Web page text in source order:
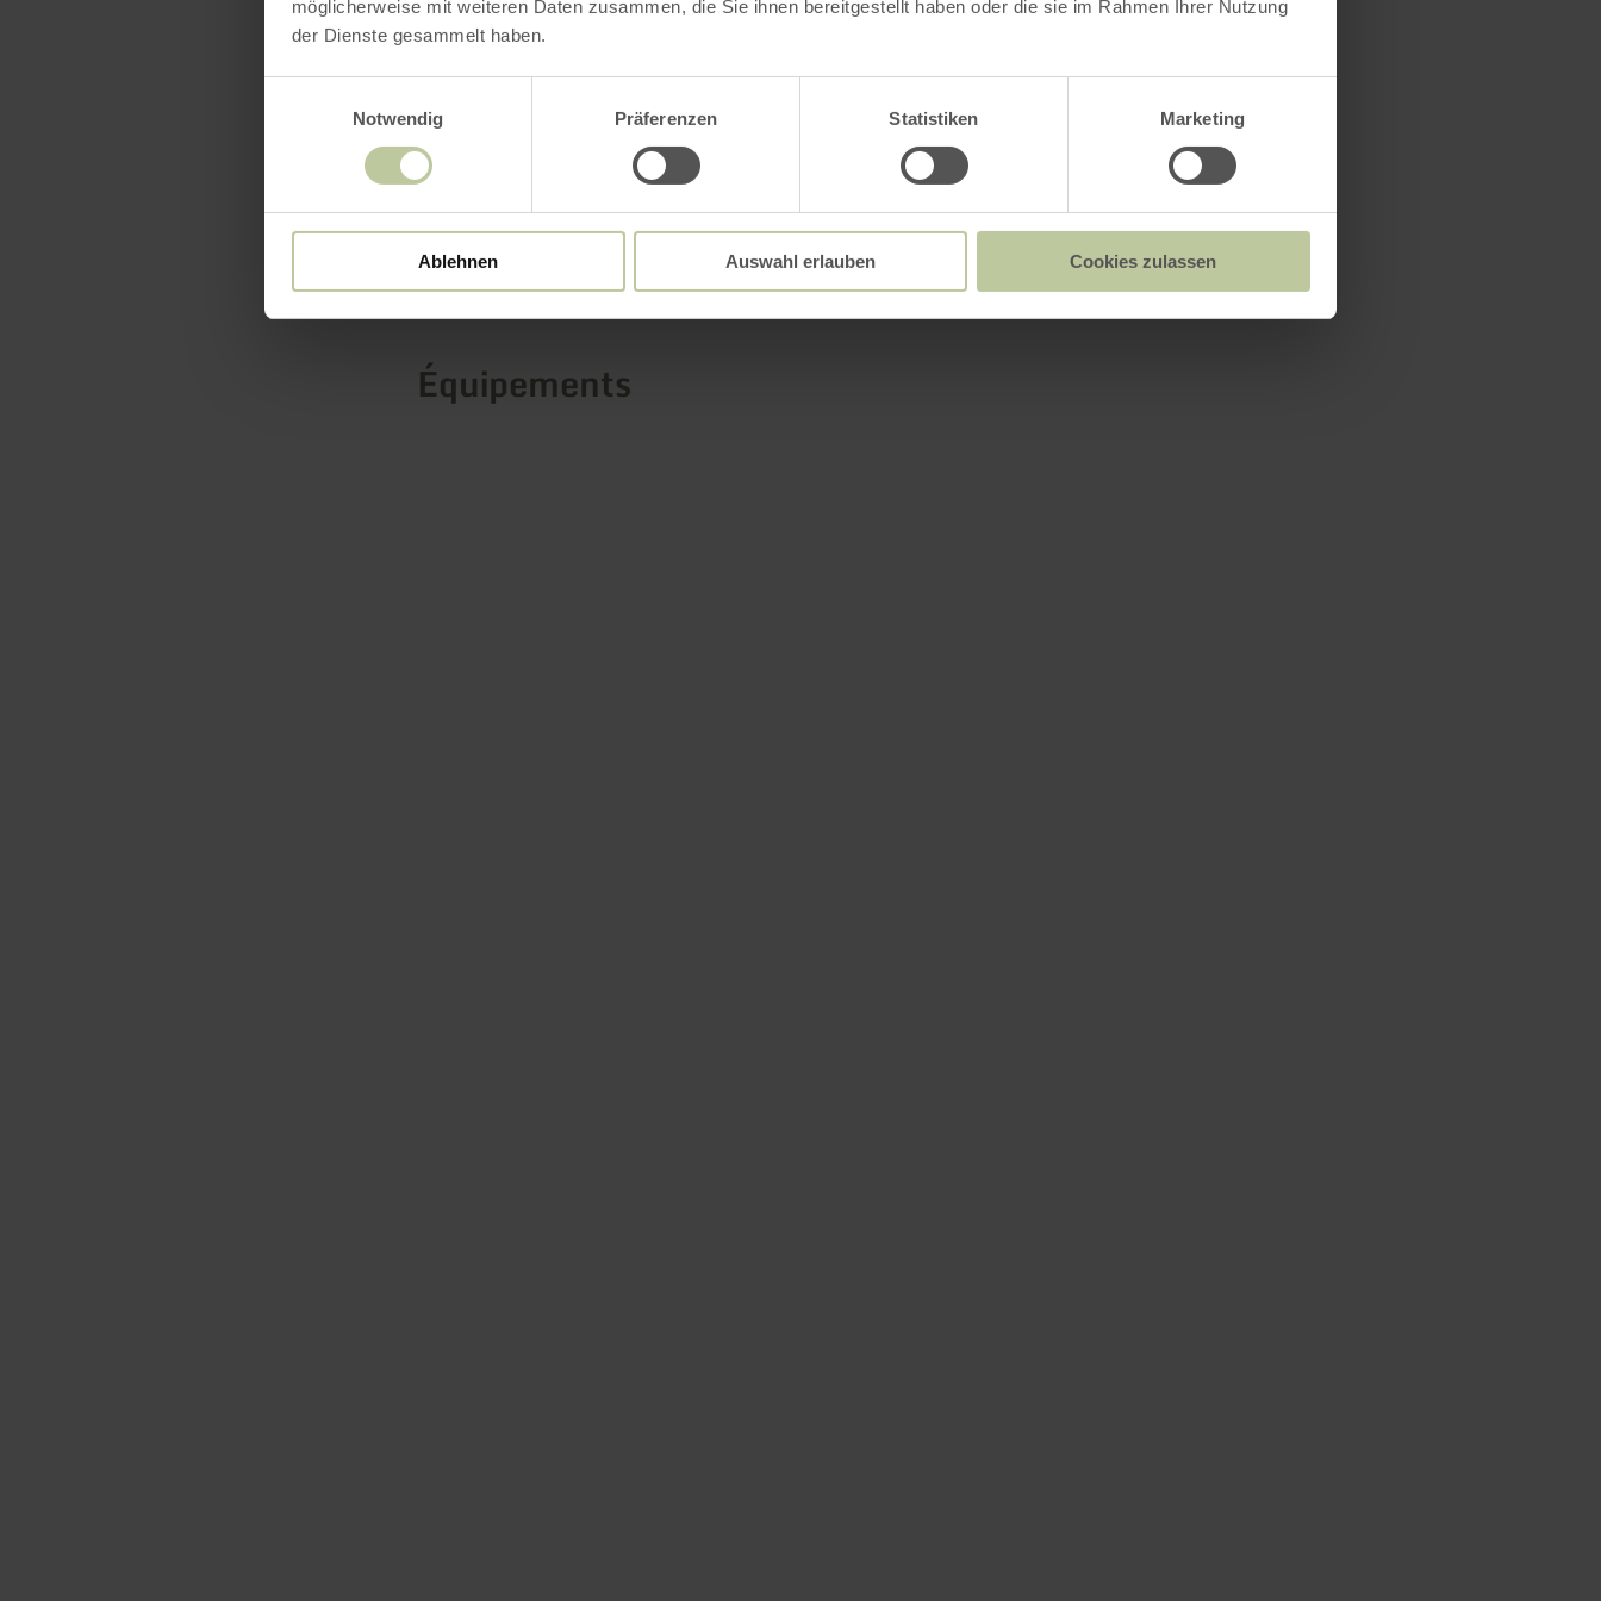
möglicherweise mit weiteren Daten zusammen, die Sie ihnen bereitgestellt haben oder die sie im Rahmen Ihrer Nutzung
der Dienste gesammelt haben.
Notwendig
Präferenzen Statistiken Marketing
Ablehnen Auswahl erlauben Cookies zulassen
en savoir plus
Plus d'informations
Équipements